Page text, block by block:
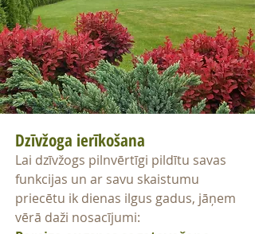
Dzīvžoga ierīkošana
Lai dzīvžogs pilnvērtīgi pildītu savas
funkcijas un ar savu skaistumu
priecētu ik dienas ilgus gadus, jāņem
vērā daži nosacījumi: